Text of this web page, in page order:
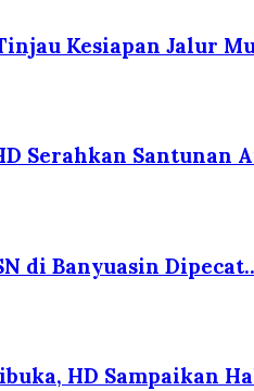
Kesiapan Jalur
Serahkan
di Banyuasin
HD Sampaikan